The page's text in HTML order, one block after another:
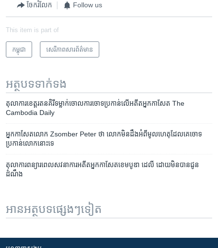
ចែករំលែក Follow us
This item is part of
កម្ពុជា សេរីភាពសារព័ត៌មាន
អត្ថបទ​ទាក់ទង
តុលាការ​ខេត្ត​រតនគិរី​ទម្លាក់​ចោល​ការ​ចោទ​ប្រកាន់​លើ​អតីត​អ្នកកាសែត The
Cambodia Daily
អ្នក​កាសែត​លោក Zsomber Peter ថា លោក​មិន​ដឹង​អំពី​មូលហេតុ​ដែល​គេ​ចោទ​
ប្រកាន់​លោក​នោះ​ទេ
តុលាការ​ពន្យារ​ពេល​សវនាការ​អតីត​អ្នក​កាសែត​ខេមបូឌា ដេលី ដោយ​មិន​បាន​ជូន​
ដំណឹង
អានអត្ថបទផ្សេងៗទៀត